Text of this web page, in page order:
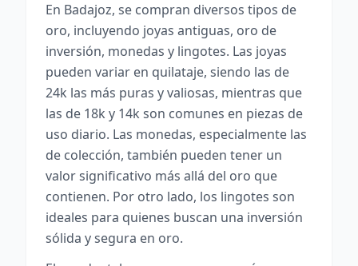
En Badajoz, se compran diversos tipos de
oro, incluyendo joyas antiguas, oro de
inversión, monedas y lingotes. Las joyas
pueden variar en quilataje, siendo las de
24k las más puras y valiosas, mientras que
las de 18k y 14k son comunes en piezas de
uso diario. Las monedas, especialmente las
de colección, también pueden tener un
valor significativo más allá del oro que
contienen. Por otro lado, los lingotes son
ideales para quienes buscan una inversión
sólida y segura en oro.